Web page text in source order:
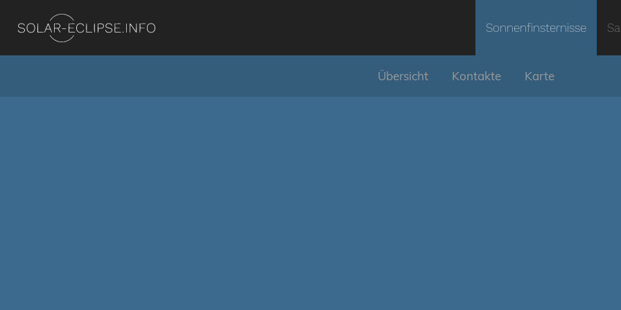
Sonnenfinsternisse
Übersicht Kontakte Karte